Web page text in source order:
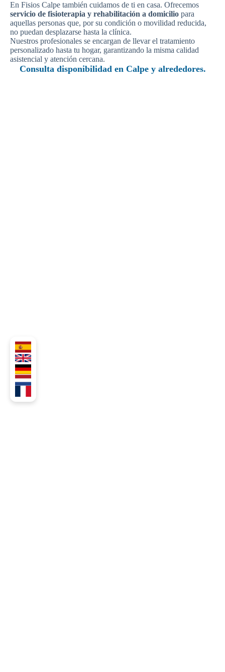
En Fisios Calpe también cuidamos de ti en casa. Ofrecemos
servicio de fisioterapia y rehabilitación a domicilio para
aquellas personas que, por su condición o movilidad reducida,
no puedan desplazarse hasta la clínica.
Nuestros profesionales se encargan de llevar el tratamiento
personalizado hasta tu hogar, garantizando la misma calidad
asistencial y atención cercana.
Consulta disponibilidad en Calpe y alrededores.